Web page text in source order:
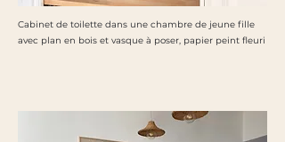
Cabinet de toilette dans une chambre de jeune fille
avec plan en bois et vasque à poser, papier peint fleuri